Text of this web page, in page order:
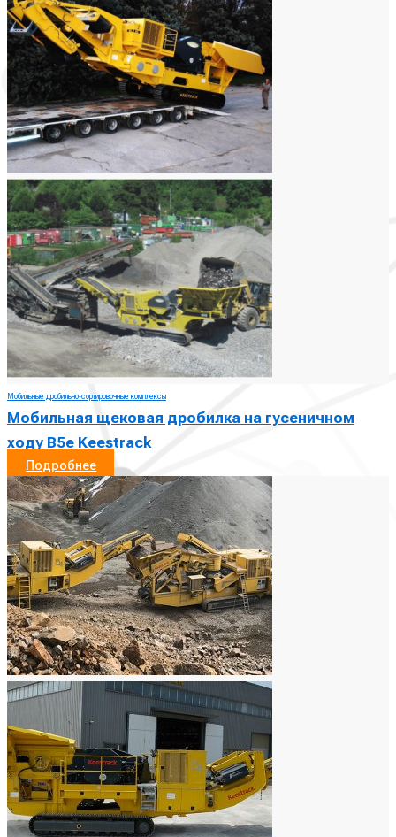
Мобильные дробильно-сортировочные комплексы
Мобильная щековая дробилка на гусеничном
ходу B5e Keestrack
Подробнее